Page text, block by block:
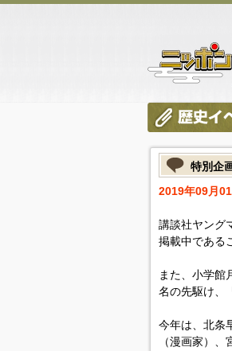
特別企
2019年09月
講談社ヤング
掲載中である
また、小学館
名の先駆け、
今年は、北条
（漫画家）